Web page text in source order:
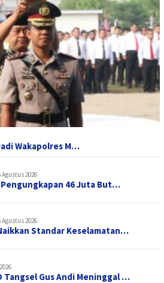
Wakapolres M…
Agustus 2026
Pengungkapan 46 Juta But…
Agustus 2026
Standar Keselamatan…
Tangsel Gus Andi Meninggal …